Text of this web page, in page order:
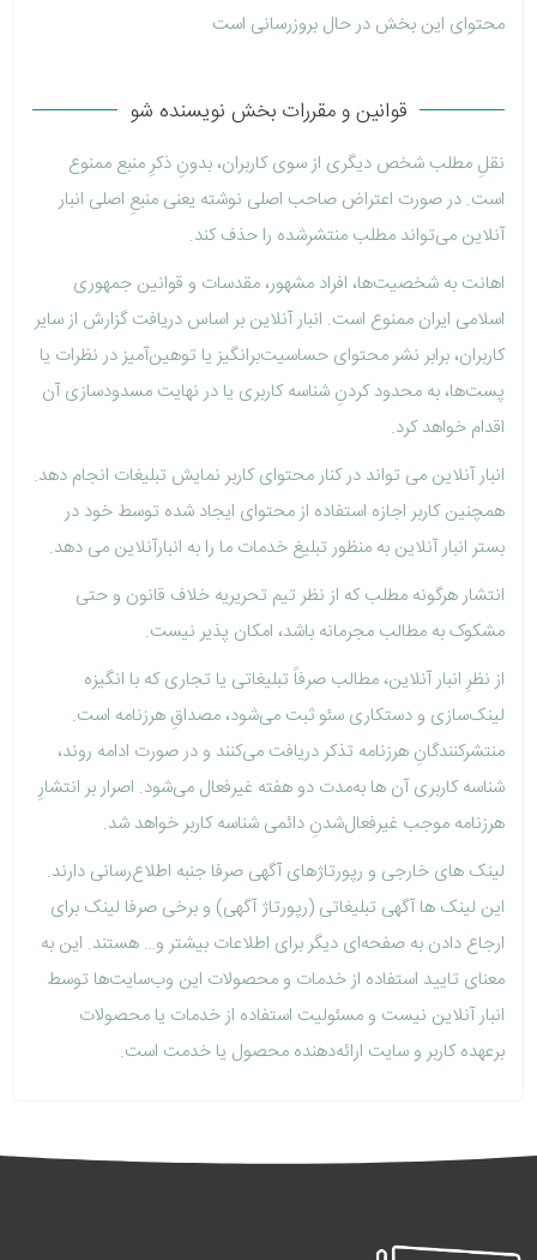
محتوای این بخش در حال بروزرسانی است
قوانین و مقررات بخش نویسنده شو
نقلِ مطلب شخص دیگری از سوی کاربران، بدونِ ذکرِ منبع ممنوع
است. در صورت اعتراض صاحب اصلی نوشته یعنی منبعِ اصلی انبار
آنلاین می‌تواند مطلب منتشرشده را حذف کند.
اهانت به شخصیت‌ها، افراد مشهور، مقدسات و قوانین جمهوری
اسلامی ایران ممنوع است. انبار آنلاین بر اساس دریافت گزارش از سایر
کاربران، برابر نشر محتوای حساسیت‌برانگیز یا توهین‌آمیز در نظرات یا
پست‌ها، به محدود کردنِ شناسه کاربری یا در نهایت مسدودسازی آن
اقدام خواهد کرد.
انبار آنلاین می تواند در کنار محتوای کاربر نمایش تبلیغات انجام دهد.
همچنین کاربر اجازه استفاده از محتوای ایجاد شده توسط خود در
بستر انبار آنلاین به منظور تبلیغ خدمات ما را به انبارآنلاین می دهد.
انتشار هرگونه مطلب که از نظر تیم تحریریه خلاف قانون و حتی
مشکوک به مطالب مجرمانه باشد، امکان پذیر نیست.
از نظرِ انبار آنلاین، مطالب صرفاً تبلیغاتی یا تجاری که با انگیزه
لینک‌سازی و دستکاری سئو ثبت می‌شود، مصداقِ هرزنامه است.
منتشرکنندگانِ هرزنامه تذکر دریافت می‌کنند و در صورت ادامه روند،
شناسه کاربری آن ها به‌مدت دو هفته غیرفعال می‌شود. اصرار بر انتشارِ
هرزنامه موجب غیرفعال‌شدنِ دائمی شناسه کاربر خواهد شد.
لینک های خارجی و رپورتاژهای آگهی صرفا جنبه اطلاع‌رسانی دارند.
این لینک ها آگهی تبلیغاتی (رپورتاژ آگهی) و برخی صرفا لینک‌ برای
ارجاع دادن به صفحه‌ای دیگر برای اطلاعات بیشتر و… هستند. این به
معنای تایید استفاده از خدمات و محصولات این وب‌سایت‌ها توسط
انبار آنلاین نیست و مسئولیت استفاده از خدمات یا محصولات
برعهده کاربر و سایت ارائه‌دهنده محصول یا خدمت است.